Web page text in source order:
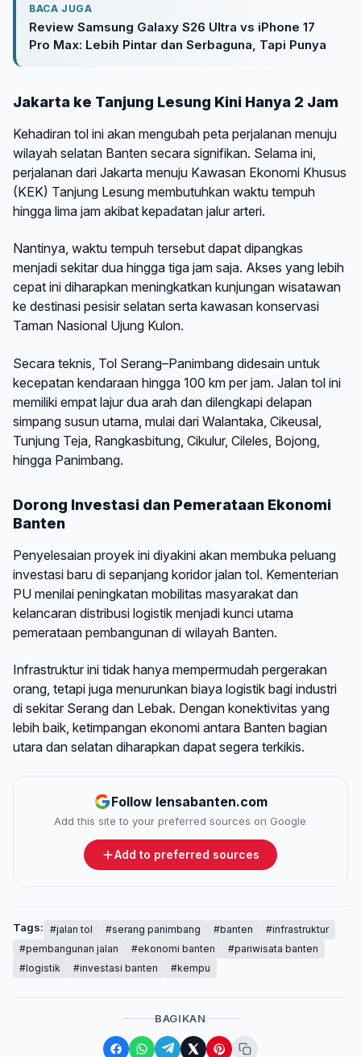
BACA JUGA
Review Samsung Galaxy S26 Ultra vs iPhone 17
Pro Max: Lebih Pintar dan Serbaguna, Tapi Punya
Jakarta ke Tanjung Lesung Kini Hanya 2 Jam
Kehadiran tol ini akan mengubah peta perjalanan menuju
wilayah selatan Banten secara signifikan. Selama ini,
perjalanan dari Jakarta menuju Kawasan Ekonomi Khusus
(KEK) Tanjung Lesung membutuhkan waktu tempuh
hingga lima jam akibat kepadatan jalur arteri.
Nantinya, waktu tempuh tersebut dapat dipangkas
menjadi sekitar dua hingga tiga jam saja. Akses yang lebih
cepat ini diharapkan meningkatkan kunjungan wisatawan
ke destinasi pesisir selatan serta kawasan konservasi
Taman Nasional Ujung Kulon.
Secara teknis, Tol Serang–Panimbang didesain untuk
kecepatan kendaraan hingga 100 km per jam. Jalan tol ini
memiliki empat lajur dua arah dan dilengkapi delapan
simpang susun utama, mulai dari Walantaka, Cikeusal,
Tunjung Teja, Rangkasbitung, Cikulur, Cileles, Bojong,
hingga Panimbang.
Dorong Investasi dan Pemerataan Ekonomi
Banten
Penyelesaian proyek ini diyakini akan membuka peluang
investasi baru di sepanjang koridor jalan tol. Kementerian
PU menilai peningkatan mobilitas masyarakat dan
kelancaran distribusi logistik menjadi kunci utama
pemerataan pembangunan di wilayah Banten.
Infrastruktur ini tidak hanya mempermudah pergerakan
orang, tetapi juga menurunkan biaya logistik bagi industri
di sekitar Serang dan Lebak. Dengan konektivitas yang
lebih baik, ketimpangan ekonomi antara Banten bagian
utara dan selatan diharapkan dapat segera terkikis.
Follow lensabanten.com
Add this site to your preferred sources on Google
Add to preferred sources
Tags: #jalan tol #serang panimbang #banten
#infrastruktur
#pembangunan jalan
#ekonomi banten
#pariwisata banten
#logistik
#investasi banten #kempu
BAGIKAN